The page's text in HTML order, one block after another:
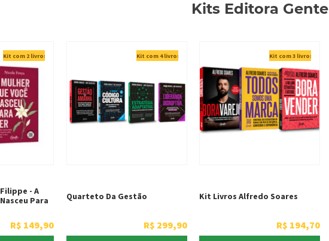
Kits Editora Gente
Kit com 2 livros
- A
Para
Sábios E
R$ 149,90
Kit com 4 livros
Quarteto Da Gestão
R$ 299,90
Kit com 3 livros
Kit Livros Alfredo Soares
R$ 194,70